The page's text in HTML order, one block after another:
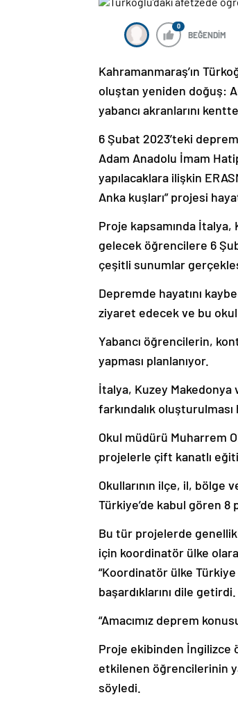
0
BEĞENDİM
Kahramanmaraş’ın
oluştan yeniden doğuş:
yabancı akranlarını
6 Şubat 2023’teki
Adam Anadolu İmam
yapılacaklara ilişkin
Anka kuşları” projesi
Proje kapsamında İtalya,
gelecek öğrencilere 6
çeşitli sunumlar
Depremde hayatını
ziyaret edecek ve bu
Yabancı öğrencilerin,
yapması planlanıyor.
İtalya, Kuzey
farkındalık
Okul müdürü Muharrem
projelerle çift kanatlı
Okullarının ilçe, il, bölge
Türkiye’de kabul gören 8
Bu tür projelerde
için koordinatör ülke
“Koordinatör ülke
başardıklarını dile getirdi.
“Amacımız deprem
Proje ekibinden İngilizce
etkilenen öğrencilerinin
söyledi.